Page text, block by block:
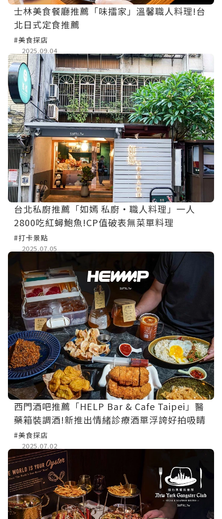
士林美食餐廳推薦「味擂家」溫馨職人料理!台
北日式定食推薦
#美食探店
2025.09.04
台北私廚推薦「如嫣 私廚·職人料理」一人
2800吃紅蟳鮑魚!CP值破表無菜單料理
#打卡景點
2025.07.05
西門酒吧推薦「HELP Bar & Cafe Taipei」醫
藥箱裝調酒!新推出情緒診療酒單浮誇好拍吸睛
#美食探店
2025.07.02